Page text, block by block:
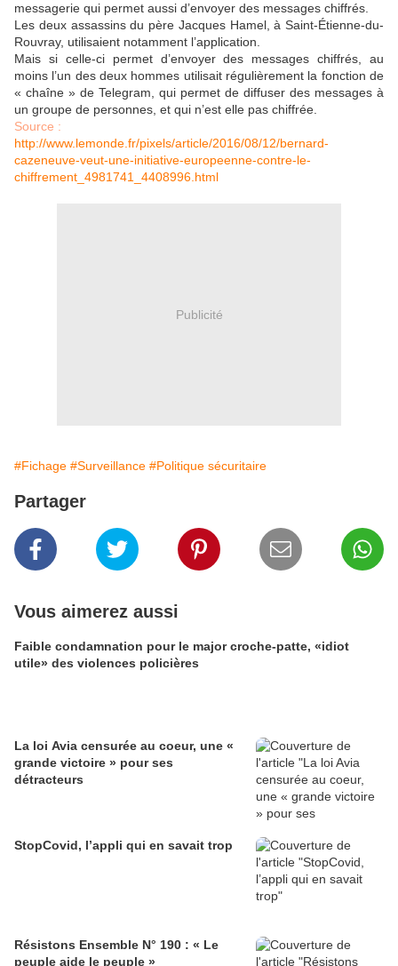
messagerie qui permet aussi d’envoyer des messages chiffrés.
Les deux assassins du père Jacques Hamel, à Saint-Étienne-du-
Rouvray, utilisaient notamment l’application.
Mais si celle-ci permet d’envoyer des messages chiffrés, au
moins l’un des deux hommes utilisait régulièrement la fonction de
« chaîne » de Telegram, qui permet de diffuser des messages à
un groupe de personnes, et qui n’est elle pas chiffrée.
Source :
http://www.lemonde.fr/pixels/article/2016/08/12/bernard-
cazeneuve-veut-une-initiative-europeenne-contre-le-
chiffrement_4981741_4408996.html
Publicité
#Fichage #Surveillance #Politique sécuritaire
Partager
Vous aimerez aussi
Faible condamnation pour le major croche-patte, «idiot
utile» des violences policières
La loi Avia censurée au coeur, une «
grande victoire » pour ses
détracteurs
StopCovid, l’appli qui en savait trop
Résistons Ensemble N° 190 : « Le
peuple aide le peuple »